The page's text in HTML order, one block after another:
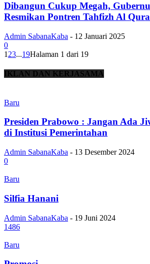
Dibangun Cukup Megah,
Resmikan Pontren Tahfizh Al
Admin SabanaKaba - 12 Januari 2025
0
1 23...19Halaman 1 dari 19
IKLAN DAN KERJASAMA
Baru
Presiden Prabowo : Jangan Ada
di Institusi Pemerintahan
Admin SabanaKaba - 13 Desember 2024
0
Baru
Silfia Hanani
Admin SabanaKaba - 19 Juni 2024
1486
Baru